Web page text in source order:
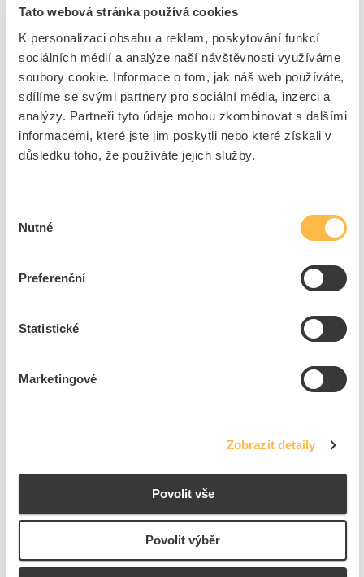
Tato webová stránka používá cookies
K personalizaci obsahu a reklam, poskytování funkcí
sociálních médií a analýze naší návštěvnosti využíváme
soubory cookie. Informace o tom, jak náš web používáte,
sdílíme se svými partnery pro sociální média, inzerci a
analýzy. Partneři tyto údaje mohou zkombinovat s dalšími
informacemi, které jste jim poskytli nebo které získali v
důsledku toho, že používáte jejich služby.
souhlasu
Nutné
Preferenční
Statistické
Marketingové
Zobrazit detaily
Povolit vše
Povolit výběr
NIEDAX U-profil, 50x50x6000 mm U 5050/6000 F
Kód ELFETEX
11.671.077
Kód výrobce
U 5050/6000 F
Značka
NIEDAX
Cena s DPH
NIEDAX U-profil, 50x50x3000 mm U 5050/3000 F
Cena s DPH 527,86 Kč/m
K objednání
Na dotaz
NIEDAX U-profil, 60x40x4500 mm U 6040/4500 F
Kód ELFETEX
11.670.477